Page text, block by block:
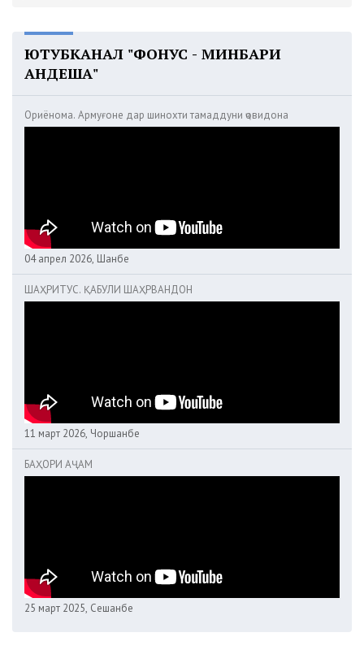
ЮТУБКАНАЛ "ФОНУС - МИНБАРИ
АНДЕША"
Ориёнома. Армуғоне дар шинохти тамаддуни ҷовидона
04 апрел 2026, Шанбе
ШАҲРИТУС. ҚАБУЛИ ШАҲРВАНДОН
11 март 2026, Чоршанбе
БАҲОРИ АҶАМ
25 март 2025, Сешанбе